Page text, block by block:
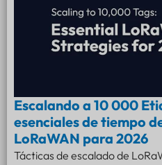
Escalando a 10 000
esenciales de tiempo
LoRaWAN para 2026
Tácticas de escalado de